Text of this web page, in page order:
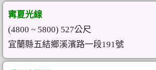
寗夏光線
(4800 ~ 5800) 527公尺
宜蘭縣五結鄉溪濱路一段191號